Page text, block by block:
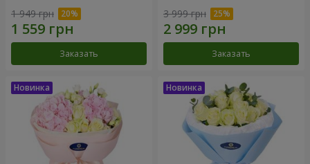
1 949 грн
Заказать
3 999 грн
Заказать